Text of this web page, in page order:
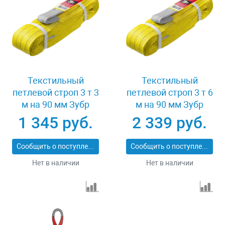
Текстильный
петлевой строп 3 т 3
м на 90 мм Зубр
43553-3-3
1 345 руб.
Сообщить о поступлении
Нет в наличии
Текстильный
петлевой строп 3 т 6
м на 90 мм Зубр
43553-3-6
2 339 руб.
Сообщить о поступлении
Нет в наличии